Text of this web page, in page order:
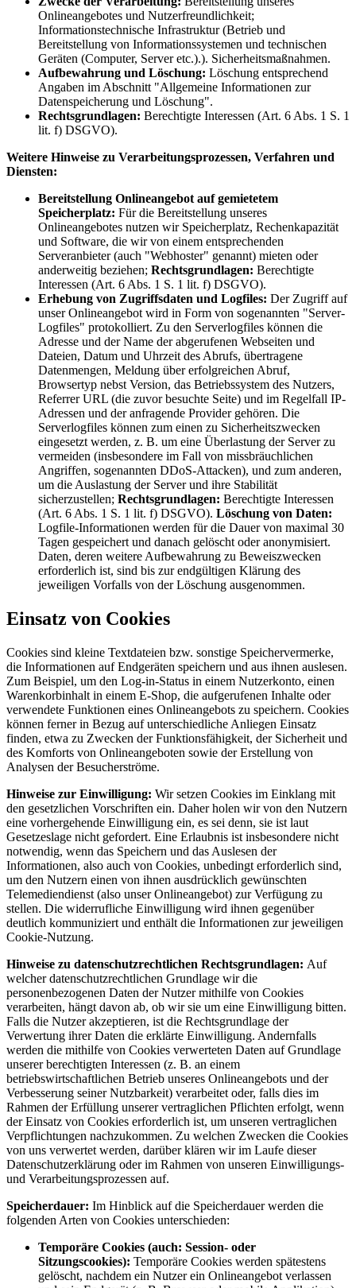
Onlineangebotes und Nutzerfreundlichkeit;
Informationstechnische Infrastruktur (Betrieb und
Bereitstellung von Informationssystemen und technischen
Geräten (Computer, Server etc.).). Sicherheitsmaßnahmen.
Aufbewahrung und Löschung: Löschung entsprechend
Angaben im Abschnitt "Allgemeine Informationen zur
Datenspeicherung und Löschung".
Rechtsgrundlagen: Berechtigte Interessen (Art. 6 Abs. 1 S. 1
lit. f) DSGVO).
Weitere Hinweise zu Verarbeitungsprozessen, Verfahren und
Diensten:
Bereitstellung Onlineangebot auf gemietetem
Speicherplatz: Für die Bereitstellung unseres
Onlineangebotes nutzen wir Speicherplatz, Rechenkapazität
und Software, die wir von einem entsprechenden
Serveranbieter (auch "Webhoster" genannt) mieten oder
anderweitig beziehen; Rechtsgrundlagen: Berechtigte
Interessen (Art. 6 Abs. 1 S. 1 lit. f) DSGVO).
Erhebung von Zugriffsdaten und Logfiles: Der Zugriff auf
unser Onlineangebot wird in Form von sogenannten "Server-
Logfiles" protokolliert. Zu den Serverlogfiles können die
Adresse und der Name der abgerufenen Webseiten und
Dateien, Datum und Uhrzeit des Abrufs, übertragene
Datenmengen, Meldung über erfolgreichen Abruf,
Browsertyp nebst Version, das Betriebssystem des Nutzers,
Referrer URL (die zuvor besuchte Seite) und im Regelfall IP-
Adressen und der anfragende Provider gehören. Die
Serverlogfiles können zum einen zu Sicherheitszwecken
eingesetzt werden, z. B. um eine Überlastung der Server zu
vermeiden (insbesondere im Fall von missbräuchlichen
Angriffen, sogenannten DDoS-Attacken), und zum anderen,
um die Auslastung der Server und ihre Stabilität
sicherzustellen; Rechtsgrundlagen: Berechtigte Interessen
(Art. 6 Abs. 1 S. 1 lit. f) DSGVO). Löschung von Daten:
Logfile-Informationen werden für die Dauer von maximal 30
Tagen gespeichert und danach gelöscht oder anonymisiert.
Daten, deren weitere Aufbewahrung zu Beweiszwecken
erforderlich ist, sind bis zur endgültigen Klärung des
jeweiligen Vorfalls von der Löschung ausgenommen.
Einsatz von Cookies
Cookies sind kleine Textdateien bzw. sonstige Speichervermerke,
die Informationen auf Endgeräten speichern und aus ihnen auslesen.
Zum Beispiel, um den Log-in-Status in einem Nutzerkonto, einen
Warenkorbinhalt in einem E-Shop, die aufgerufenen Inhalte oder
verwendete Funktionen eines Onlineangebots zu speichern. Cookies
können ferner in Bezug auf unterschiedliche Anliegen Einsatz
finden, etwa zu Zwecken der Funktionsfähigkeit, der Sicherheit und
des Komforts von Onlineangeboten sowie der Erstellung von
Analysen der Besucherströme.
Hinweise zur Einwilligung: Wir setzen Cookies im Einklang mit
den gesetzlichen Vorschriften ein. Daher holen wir von den Nutzern
eine vorhergehende Einwilligung ein, es sei denn, sie ist laut
Gesetzeslage nicht gefordert. Eine Erlaubnis ist insbesondere nicht
notwendig, wenn das Speichern und das Auslesen der
Informationen, also auch von Cookies, unbedingt erforderlich sind,
um den Nutzern einen von ihnen ausdrücklich gewünschten
Telemediendienst (also unser Onlineangebot) zur Verfügung zu
stellen. Die widerrufliche Einwilligung wird ihnen gegenüber
deutlich kommuniziert und enthält die Informationen zur jeweiligen
Cookie-Nutzung.
Hinweise zu datenschutzrechtlichen Rechtsgrundlagen: Auf
welcher datenschutzrechtlichen Grundlage wir die
personenbezogenen Daten der Nutzer mithilfe von Cookies
verarbeiten, hängt davon ab, ob wir sie um eine Einwilligung bitten.
Falls die Nutzer akzeptieren, ist die Rechtsgrundlage der
Verwertung ihrer Daten die erklärte Einwilligung. Andernfalls
werden die mithilfe von Cookies verwerteten Daten auf Grundlage
unserer berechtigten Interessen (z. B. an einem
betriebswirtschaftlichen Betrieb unseres Onlineangebots und der
Verbesserung seiner Nutzbarkeit) verarbeitet oder, falls dies im
Rahmen der Erfüllung unserer vertraglichen Pflichten erfolgt, wenn
der Einsatz von Cookies erforderlich ist, um unseren vertraglichen
Verpflichtungen nachzukommen. Zu welchen Zwecken die Cookies
von uns verwertet werden, darüber klären wir im Laufe dieser
Datenschutzerklärung oder im Rahmen von unseren Einwilligungs-
und Verarbeitungsprozessen auf.
Speicherdauer: Im Hinblick auf die Speicherdauer werden die
folgenden Arten von Cookies unterschieden:
Temporäre Cookies (auch: Session- oder
Sitzungscookies): Temporäre Cookies werden spätestens
gelöscht, nachdem ein Nutzer ein Onlineangebot verlassen